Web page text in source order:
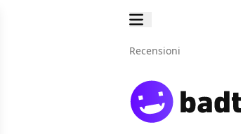
Recensioni